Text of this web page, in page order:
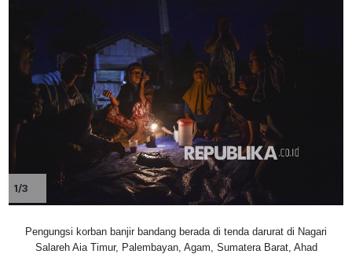
1/3
Pengungsi korban banjir bandang berada di tenda darurat di Nagari
Salareh Aia Timur, Palembayan, Agam, Sumatera Barat, Ahad